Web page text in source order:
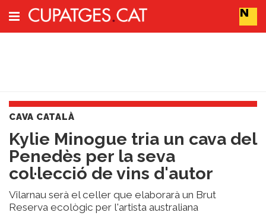
Cerca
Vins
Naturals
Actualitat
Líders
del
canvi
CAVA CATALÀ
Kylie Minogue tria un cava del
Penedès per la seva
col·lecció de vins d'autor
Vilarnau serà el celler que elaborarà un Brut
Reserva ecològic per l'artista australiana